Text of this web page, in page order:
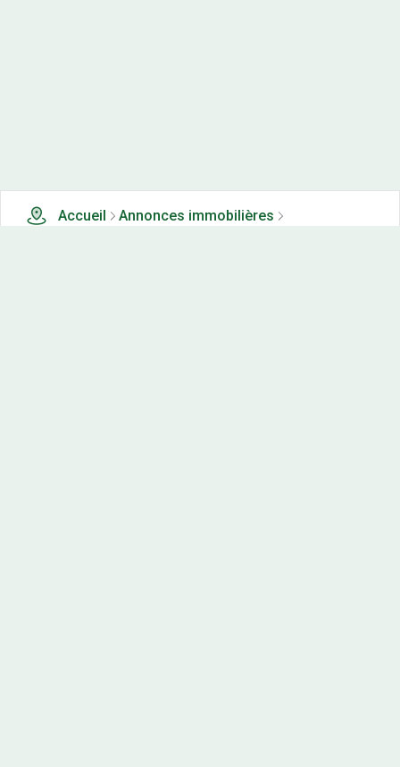
Accueil
Annonces immobilières